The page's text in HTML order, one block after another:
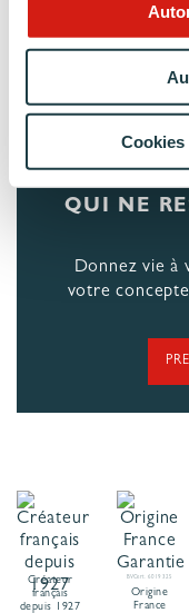
Cookies
CO-
QUI NE
Donnez vie à
votre
Créateur
français
depuis 1927
BVCert. 6019325
Origine
France